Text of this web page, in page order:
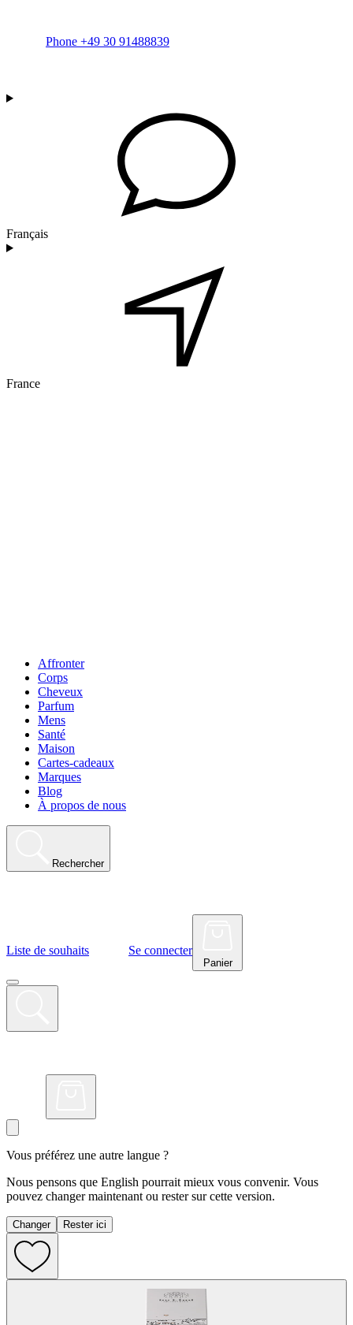
Phone +49 30 91488839
Français
France
Affronter
Corps
Cheveux
Parfum
Mens
Santé
Maison
Cartes-cadeaux
Marques
Blog
À propos de nous
Rechercher
Liste de souhaits Se connecter
Panier
Vous préférez une autre langue ?
Nous pensons que English pourrait mieux vous convenir. Vous
pouvez changer maintenant ou rester sur cette version.
Changer Rester ici